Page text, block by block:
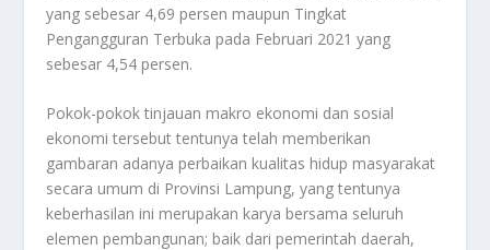
yang sebesar 4,69 persen maupun Tingkat
Pengangguran Terbuka pada Februari 2021 yang
sebesar 4,54 persen.
Pokok-pokok tinjauan makro ekonomi dan sosial
ekonomi tersebut tentunya telah memberikan
gambaran adanya perbaikan kualitas hidup masyarakat
secara umum di Provinsi Lampung, yang tentunya
keberhasilan ini merupakan karya bersama seluruh
elemen pembangunan; baik dari pemerintah daerah,